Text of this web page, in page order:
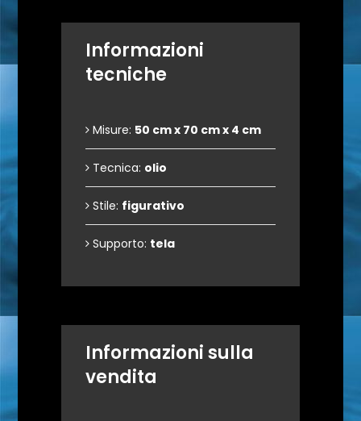
Informazioni
tecniche
Misure: 50 cm x 70 cm x 4 cm
Tecnica: olio
Stile: figurativo
Supporto: tela
Informazioni sulla
vendita